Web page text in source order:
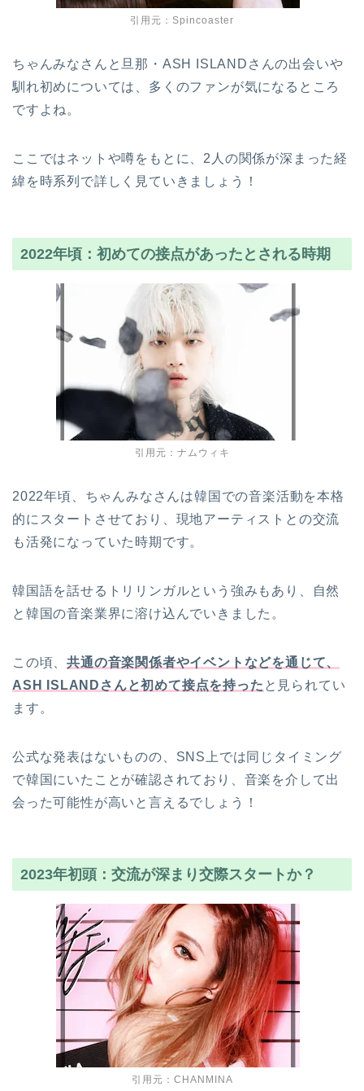
引用元：Spincoaster
ちゃんみなさんと旦那・ASH ISLANDさんの出会いや
馴れ初めについては、多くのファンが気になるところ
ですよね。
ここではネットや噂をもとに、2人の関係が深まった経
緯を時系列で詳しく見ていきましょう！
2022年頃：初めての接点があったとされる時期
引用元：ナムウィキ
2022年頃、ちゃんみなさんは韓国での音楽活動を本格
的にスタートさせており、現地アーティストとの交流
も活発になっていた時期です。
韓国語を話せるトリリンガルという強みもあり、自然
と韓国の音楽業界に溶け込んでいきました。
この頃、共通の音楽関係者やイベントなどを通じて、
ASH ISLANDさんと初めて接点を持った と見られてい
ます。
公式な発表はないものの、SNS上では同じタイミング
で韓国にいたことが確認されており、音楽を介して出
会った可能性が高いと言えるでしょう！
2023年初頭：交流が深まり交際スタートか？
引用元：CHANMINA